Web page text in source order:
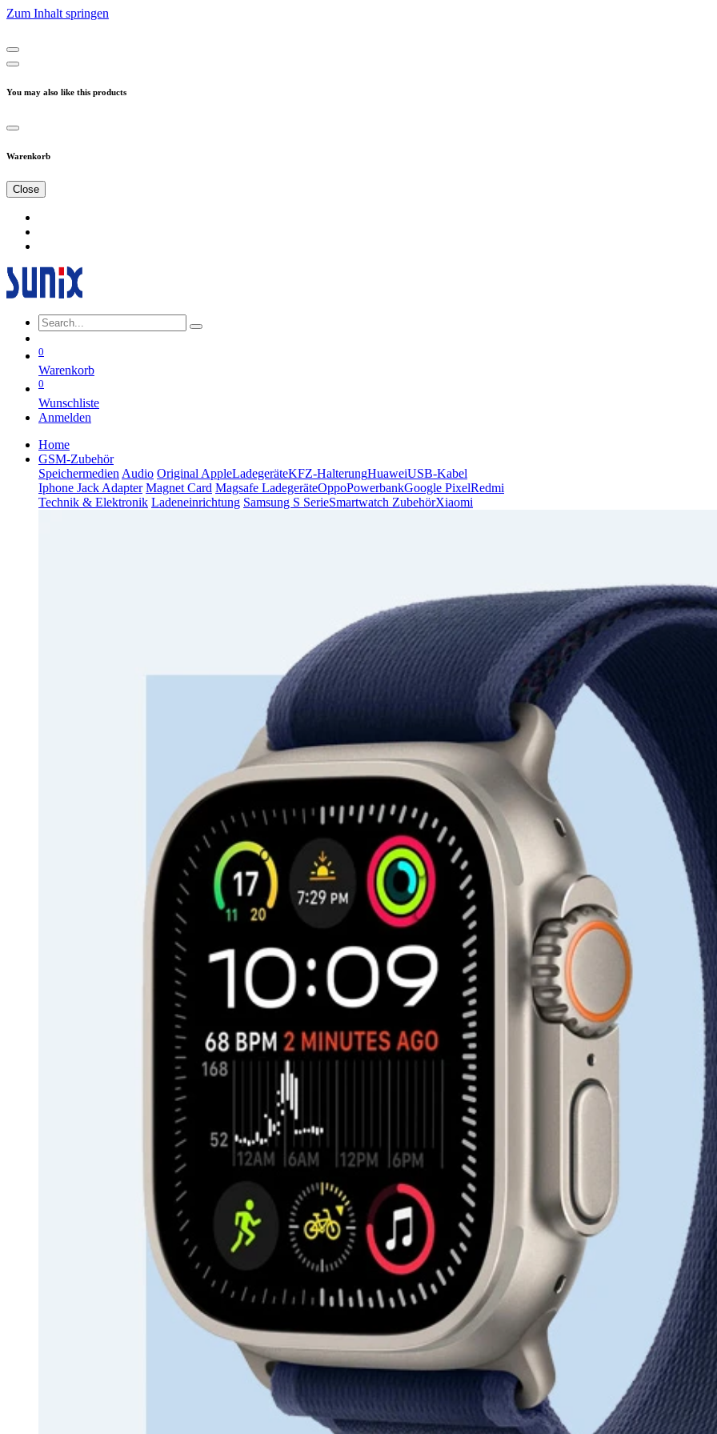
Zum Inhalt springen
You may also like this products
Warenkorb
Close
0
Warenkorb
0
Wunschliste
Anmelden
Home
GSM-Zubehör
Speichermedien Audio Original AppleLadegeräteKFZ-HalterungHuaweiUSB-Kabel
Iphone Jack Adapter Magnet Card Magsafe LadegeräteOppoPowerbankGoogle PixelRedmi
Technik & Elektronik Ladeneinrichtung Samsung S SerieSmartwatch ZubehörXiaomi